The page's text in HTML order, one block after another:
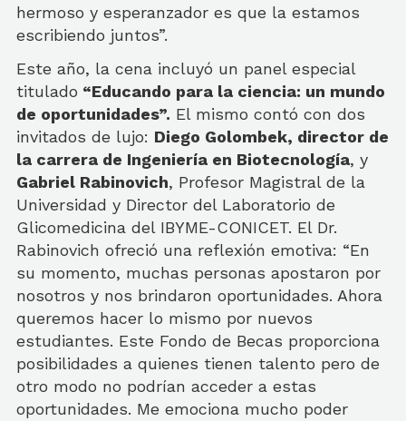
hermoso y esperanzador es que la estamos
escribiendo juntos”.
Este año, la cena incluyó un panel especial
titulado “Educando para la ciencia: un mundo
de oportunidades”. El mismo contó con dos
invitados de lujo: Diego Golombek, director de
la carrera de Ingeniería en Biotecnología, y
Gabriel Rabinovich, Profesor Magistral de la
Universidad y Director del Laboratorio de
Glicomedicina del IBYME-CONICET. El Dr.
Rabinovich ofreció una reflexión emotiva: “En
su momento, muchas personas apostaron por
nosotros y nos brindaron oportunidades. Ahora
queremos hacer lo mismo por nuevos
estudiantes. Este Fondo de Becas proporciona
posibilidades a quienes tienen talento pero de
otro modo no podrían acceder a estas
oportunidades. Me emociona mucho poder